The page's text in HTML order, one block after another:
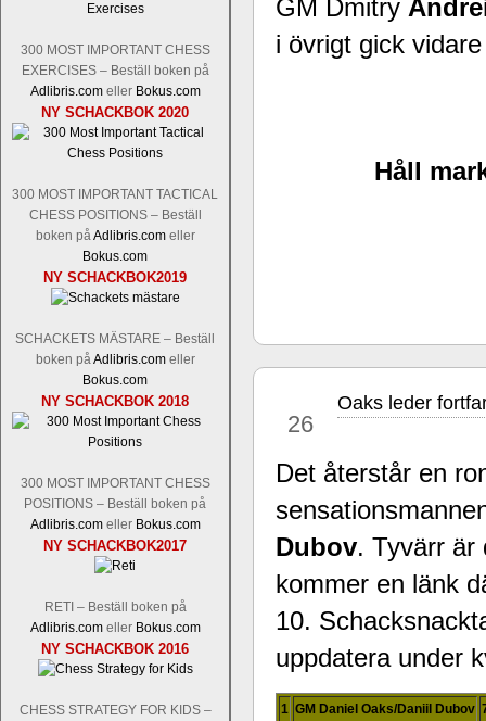
300 MOST IMPORTANT CHESS
EXERCISES – Beställ boken på
Adlibris.comeller Bokus.com
NY SCHACKBOK 2020
300 MOST IMPORTANT TACTICAL
CHESS POSITIONS – Beställ
boken påAdlibris.comeller
Bokus.com
NY SCHACKBOK2019
SCHACKETS MÄSTARE – Beställ
boken påAdlibris.comeller
Bokus.com
NY SCHACKBOK 2018
300 MOST IMPORTANT CHESS
POSITIONS – Beställ boken på
Adlibris.comeller Bokus.com
NY SCHACKBOK2017
RETI – Beställ boken på
Adlibris.comeller Bokus.com
NY SCHACKBOK 2016
CHESS STRATEGY FOR KIDS –
Idag börjar
ronden:
GM Jonny Hector- GM
Hillarp Persson, GM Pia Cramling-
FM Erik Malmstig-IM Tommy
En svensk schackbok -Schackets
om Ulf Anderssons makalösa
betänketiden så schack bör
boken i ur och skur och den har
djupintervjuer medOkpu och
fotografier som de flesta aldrig har
Uffes angreppspartier med
GM Dmitry
i övrigt gick
Håll
26
Oaks leder
Det återstår en
Dubov. Tyvärr är
kommer en länk
10.
uppdatera under
1 GM Daniel Oaks/Daniil Dubov